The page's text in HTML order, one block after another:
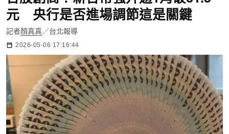
元 央行是否進場調節這是關鍵
記者顏真真／台北報導
2026-05-06 17:16:44